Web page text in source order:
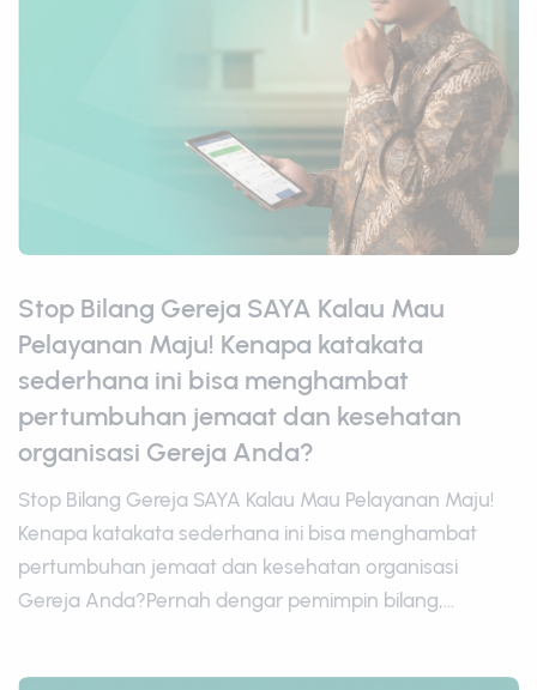
Stop Bilang Gereja SAYA Kalau Mau
Pelayanan Maju! Kenapa katakata
sederhana ini bisa menghambat
pertumbuhan jemaat dan kesehatan
organisasi Gereja Anda?
Stop Bilang Gereja SAYA Kalau Mau Pelayanan Maju!
Kenapa katakata sederhana ini bisa menghambat
pertumbuhan jemaat dan kesehatan organisasi
Gereja Anda?Pernah dengar pemimpin bilang,...